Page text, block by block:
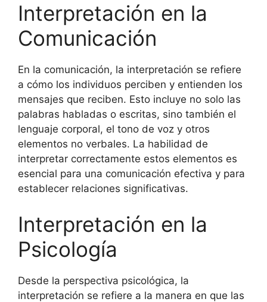
Interpretación en la
Comunicación
En la comunicación, la interpretación se refiere
a cómo los individuos perciben y entienden los
mensajes que reciben. Esto incluye no solo las
palabras habladas o escritas, sino también el
lenguaje corporal, el tono de voz y otros
elementos no verbales. La habilidad de
interpretar correctamente estos elementos es
esencial para una comunicación efectiva y para
establecer relaciones significativas.
Interpretación en la
Psicología
Desde la perspectiva psicológica, la
interpretación se refiere a la manera en que las